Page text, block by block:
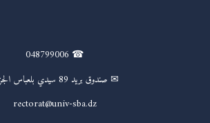
☎ 048799006
✉ صندوق بريد 89 سيدي بلعباس الجزائر
rectorat@univ-sba.dz